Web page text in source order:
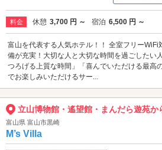
料金 休憩 3,700 円 ～ 宿泊 6,500 円 ～
富山を代表する人気ホテル！！ 全室フリーWiFi
備が充実！大切な人と大切な時間を過ごしたい
つろげる上質な時間」「喜んでいただける最高
でお楽しみいただけるサー...
立山博物館・遙望館・まんだら遊苑か
富山県 富山市黒崎
M’s Villa